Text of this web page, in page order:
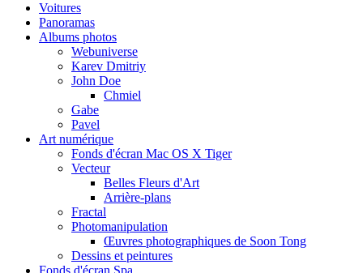
Voitures
Panoramas
Albums photos
Webuniverse
Karev Dmitriy
John Doe
Chmiel
Gabe
Pavel
Art numérique
Fonds d'écran Mac OS X Tiger
Vecteur
Belles Fleurs d'Art
Arrière-plans
Fractal
Photomanipulation
Œuvres photographiques de Soon Tong
Dessins et peintures
Fonds d'écran Spa